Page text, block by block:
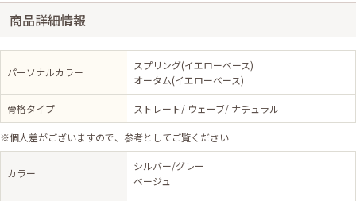
商品詳細情報
パーソナルカラー
スプリング(イエローベース)
オータム(イエローベース)
骨格タイプ ストレート/ ウェーブ/ ナチュラル
※個人差がございますので、参考としてご覧ください
カラー
シルバー/グレー
ベージュ